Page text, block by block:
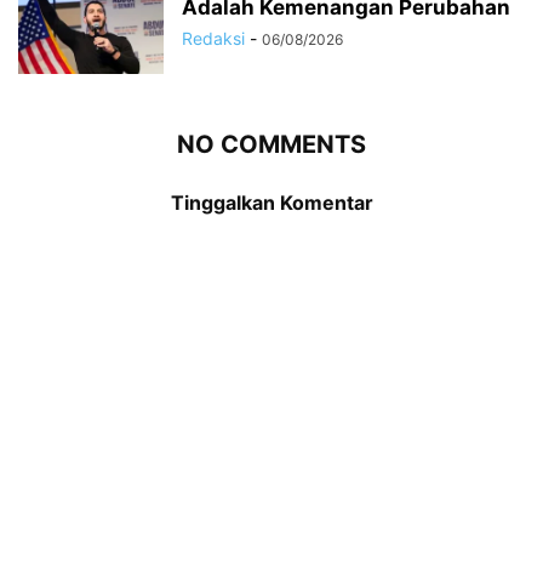
Adalah Kemenangan Perubahan
Redaksi - 06/08/2026
NO COMMENTS
Tinggalkan Komentar